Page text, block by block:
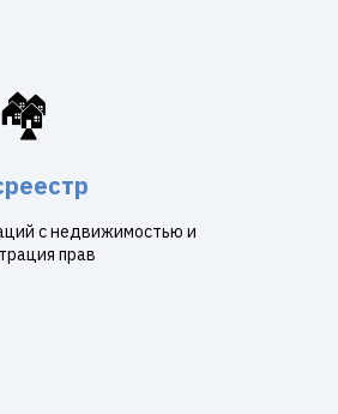
🏘️
с недвижимостью и
прав